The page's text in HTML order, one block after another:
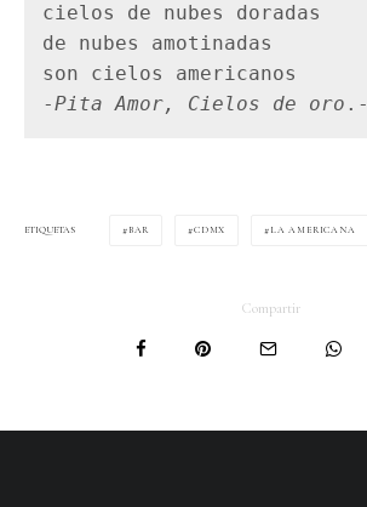
cielos de nubes doradas
de nubes amotinadas
son cielos americanos
-Pita Amor, Cielos de oro .-
ETIQUETAS BAR CDMX LA AMERICANA
Compartir